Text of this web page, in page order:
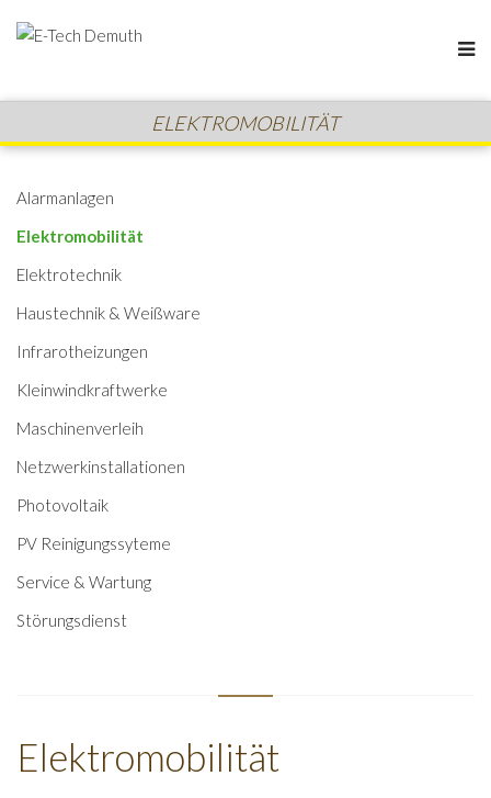
ELEKTROMOBILITÄT
Alarmanlagen
Elektromobilität
Elektrotechnik
Haustechnik & Weißware
Infrarotheizungen
Kleinwindkraftwerke
Maschinenverleih
Netzwerkinstallationen
Photovoltaik
PV Reinigungssyteme
Service & Wartung
Störungsdienst
Elektromobilität